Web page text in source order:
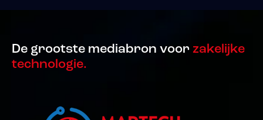
De grootste mediabron voor zakelijke
technologie.